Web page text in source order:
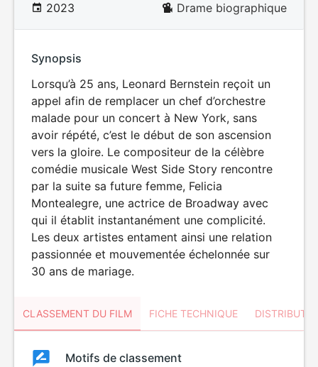
2023 Drame biographique
Synopsis
Lorsqu’à 25 ans, Leonard Bernstein reçoit un
appel afin de remplacer un chef d’orchestre
malade pour un concert à New York, sans
avoir répété, c’est le début de son ascension
vers la gloire. Le compositeur de la célèbre
comédie musicale West Side Story rencontre
par la suite sa future femme, Felicia
Montealegre, une actrice de Broadway avec
qui il établit instantanément une complicité.
Les deux artistes entament ainsi une relation
passionnée et mouvementée échelonnée sur
30 ans de mariage.
CLASSEMENT DU FILM FICHE TECHNIQUE
ClassementClassement
Motifs de classement